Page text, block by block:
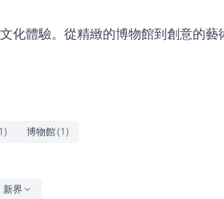
化體驗。從精緻的博物館到創意的
1) 博物館(1)
新界